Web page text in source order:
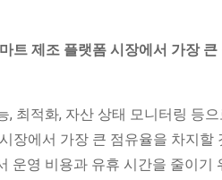
트 제조 플랫폼 시장에서 가장
최적화, 자산 상태 모니터링 등
장에서 가장 큰 점유율을 차지할
운영 비용과 유휴 시간을 줄이기